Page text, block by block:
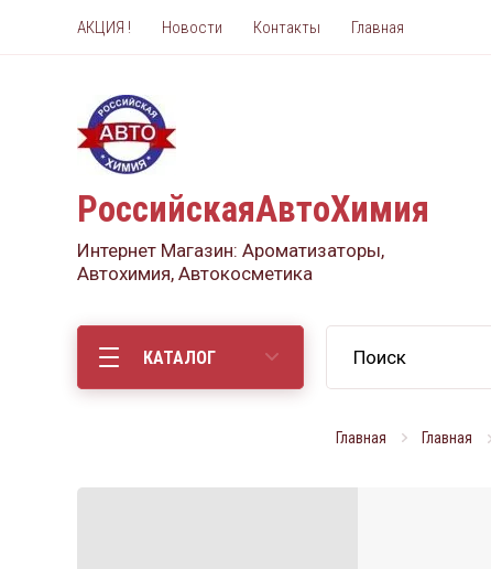
АКЦИЯ ! Новости Контакты Главная
РоссийскаяАвтоХимия
Интернет Магазин: Ароматизаторы,
Автохимия, Автокосметика
КАТАЛОГ
Главная Главная